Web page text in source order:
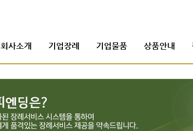
회사소개 기업장례 기업물품 상품안내